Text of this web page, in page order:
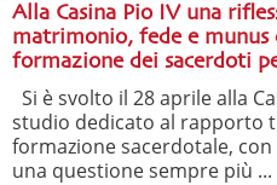
Alla Casina Pio IV una
matrimonio, fede e munus
formazione dei sacerdoti
Si è svolto il 28 aprile alla
studio dedicato al rapporto
formazione sacerdotale,
una questione sempre più ...